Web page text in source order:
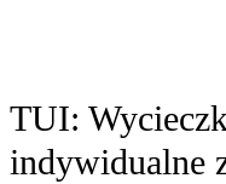
TUI:
indywidualne